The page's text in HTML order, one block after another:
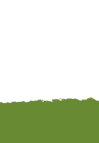
選擇合法公
劑、收費合